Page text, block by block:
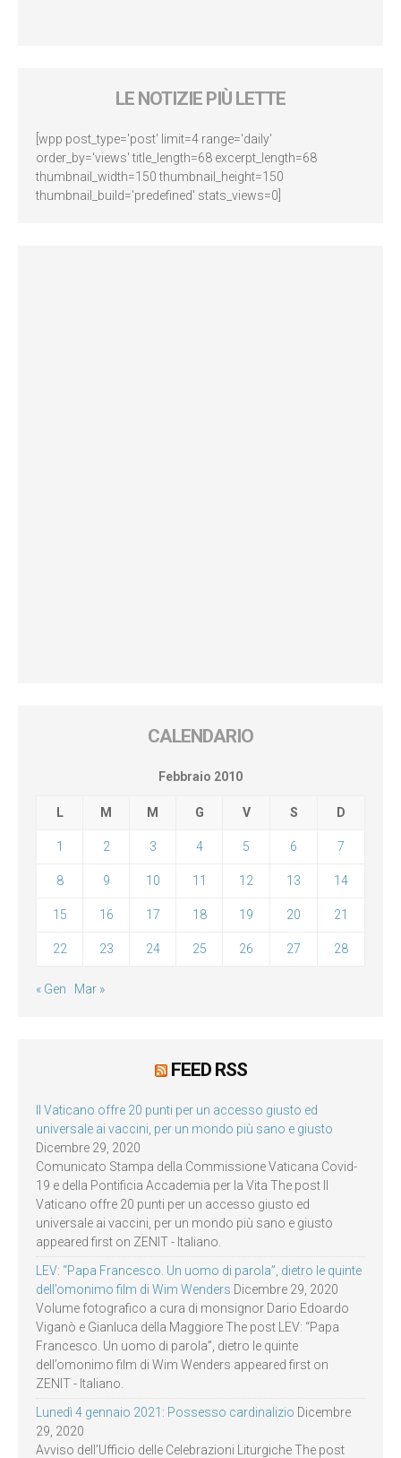
LE NOTIZIE PIÙ LETTE
[wpp post_type='post' limit=4 range='daily'
order_by='views' title_length=68 excerpt_length=68
thumbnail_width=150 thumbnail_height=150
thumbnail_build='predefined' stats_views=0]
CALENDARIO
Febbraio 2010
L M M G V S D
1 2 3 4 5 6 7
8 9 10 11 12 13 14
15 16 17 18 19 20 21
22 23 24 25 26 27 28
« Gen Mar »
FEED RSS
Il Vaticano offre 20 punti per un accesso giusto ed
universale ai vaccini, per un mondo più sano e giusto
Dicembre 29, 2020
Comunicato Stampa della Commissione Vaticana Covid-
19 e della Pontificia Accademia per la Vita The post Il
Vaticano offre 20 punti per un accesso giusto ed
universale ai vaccini, per un mondo più sano e giusto
appeared first on ZENIT - Italiano.
LEV: “Papa Francesco. Un uomo di parola”, dietro le quinte
dell’omonimo film di Wim Wenders Dicembre 29, 2020
Volume fotografico a cura di monsignor Dario Edoardo
Viganò e Gianluca della Maggiore The post LEV: “Papa
Francesco. Un uomo di parola”, dietro le quinte
dell’omonimo film di Wim Wenders appeared first on
ZENIT - Italiano.
Lunedì 4 gennaio 2021: Possesso cardinalizio Dicembre
29, 2020
Avviso dell’Ufficio delle Celebrazioni Liturgiche The post